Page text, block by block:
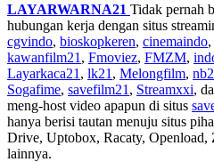
LAYARWARNA21 Tidak pernah
hubungan kerja dengan situs
cgvindo, bioskopkeren, cinemaindo,
kawanfilm21 , Fmoviez, FMZM,
Layarkaca21 , lk21 , Melongfilm,
Sogafime, savefilm21 , Streamxxi,
meng-host video apapun di situs
hanya berisi tautan menuju situs
Drive, Uptobox, Racaty, Openload,
lainnya.